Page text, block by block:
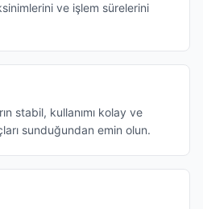
ve işlem sürelerini
stabil, kullanımı kolay ve
sunduğundan emin olun.